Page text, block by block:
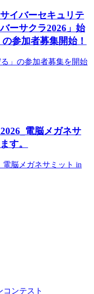
イバーセキュリテ
ーサクラ2026」始
参加者募集開始！
」の参加者募集を開始
電脳メガネサ
す。
電脳メガネサミット in
ンテスト